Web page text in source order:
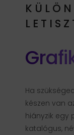
Ha
készen van
hiányzik egy
katalógus,